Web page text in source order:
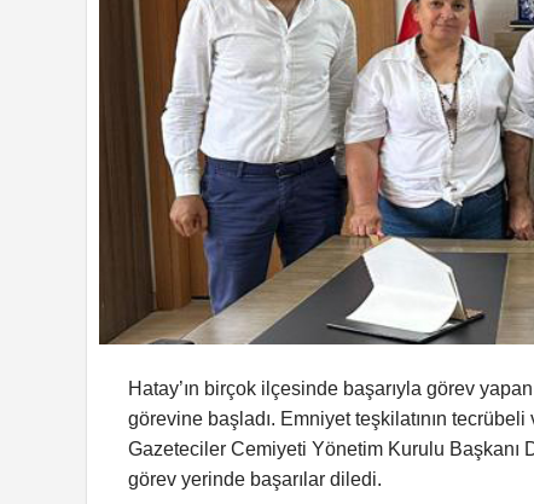
Hatay’ın birçok ilçesinde başarıyla görev
görevine başladı. Emniyet teşkilatının
Gazeteciler Cemiyeti Yönetim Kurulu Başkanı
görev yerinde başarılar diledi.